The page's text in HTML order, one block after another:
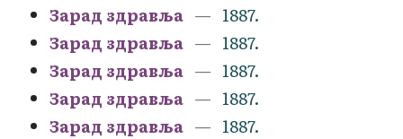
Зарад здравља
1887.
Зарад здравља
1887.
Зарад здравља
1887.
Зарад здравља
1887.
Зарад здравља
1887.